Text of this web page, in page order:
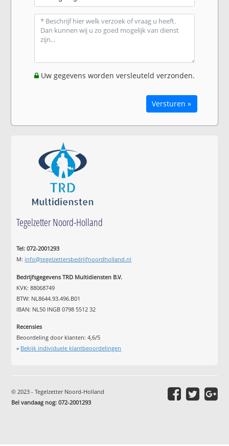
Uw gegevens worden versleuteld verzonden.
Versturen »
Tegelzetter Noord-Holland
Tel: 072-2001293
M: info@tegelzettersbedrijfnoordholland.nl
Bedrijfsgegevens TRD Multidiensten B.V.
KVK: 88068749
BTW: NL8644.93.496.B01
IBAN: NL50 INGB 0798 5512 32
Recensies
Beoordeling door klanten:4,6/5
» Bekijk individuele klantbeoordelingen
© 2023 - Tegelzetter Noord-Holland
Bel vandaag nog: 072-2001293